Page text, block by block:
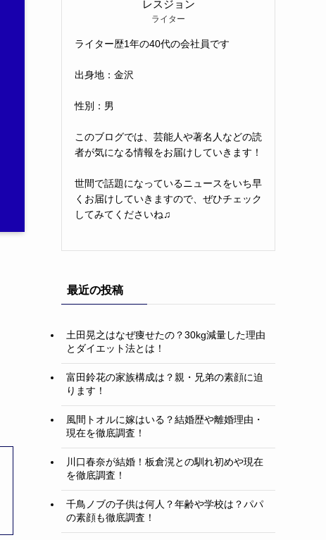
レスジョン
ライター
ライター歴1年の40代の会社員です
出身地：金沢
性別：男
このブログでは、芸能人や著名人などの読
者が気になる情報をお届けしていきます！
世間で話題になっているニュースをいち早
くお届けしていきますので、ぜひチェック
してみてくださいね♫
最近の投稿
土田晃之はなぜ痩せたの？30kg減量した理由
とダイエット法とは！
富田鈴花の家族構成は？親・兄弟の素顔に迫
ります！
風間トオルに嫁はいる？結婚歴や離婚理由・
現在を徹底調査！
川口春奈が結婚！板倉滉との馴れ初めや現在
を徹底調査！
千鳥ノブの子供は何人？年齢や学校は？パパ
の素顔も徹底調査！